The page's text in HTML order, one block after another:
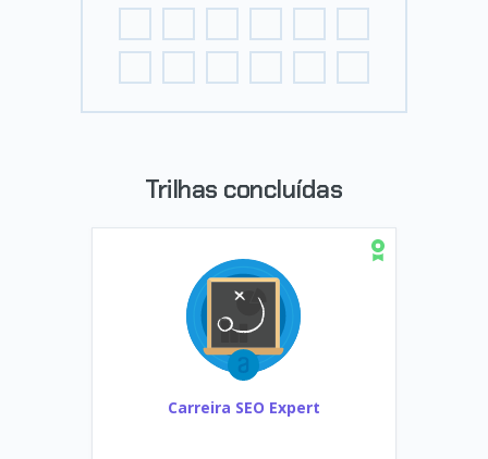
Trilhas concluídas
Carreira SEO Expert